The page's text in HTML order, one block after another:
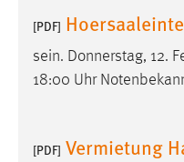
[PDF]
sein. Donnerstag, 12.
18:00 Uhr
[PDF] Vermietung
Anbieter:
Zweck:
Cookie Laufzeit: 3
Facebook Pixel